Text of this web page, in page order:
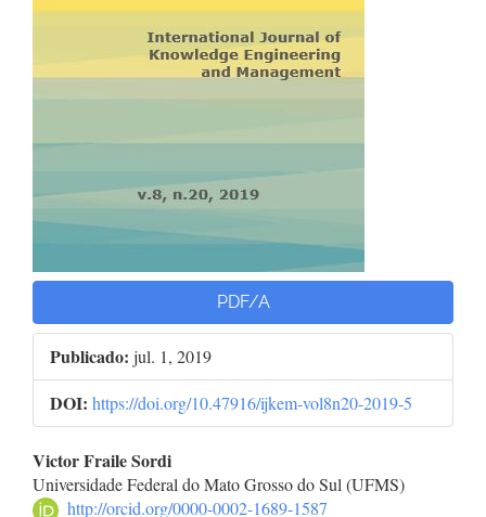
PDF/A
Publicado: jul. 1, 2019
DOI: https://doi.org/10.47916/ijkem-vol8n20-2019-5
Conteúdo
do
Victor Fraile Sordi
Universidade Federal do Mato Grosso do Sul (UFMS)
http://orcid.org/0000-0002-1689-1587